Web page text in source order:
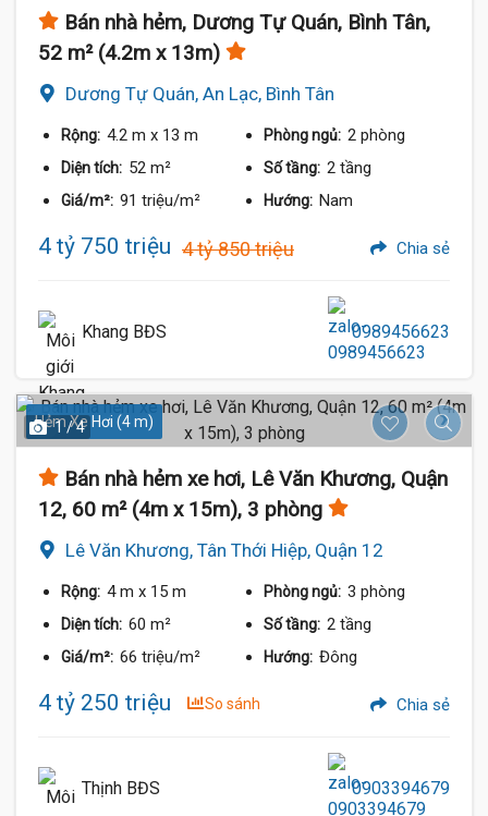
Bán nhà hẻm, Dương Tự Quán, Bình Tân,
52 m² (4.2m x 13m)
Dương Tự Quán, An Lạc, Bình Tân
Rộng: 4.2 m x 13 m Phòng ngủ: 2 phòng
Diện tích: 52 m² Số tầng: 2 tầng
Giá/m²: 91 triệu/m² Hướng: Nam
4 tỷ 750 triệu 4 tỷ 850 triệu Chia sẻ
Khang BĐS 0989456623
Hẻm Xe Hơi (4 m)
1 / 4
Bán nhà hẻm xe hơi, Lê Văn Khương, Quận
12, 60 m² (4m x 15m), 3 phòng
Lê Văn Khương, Tân Thới Hiệp, Quận 12
Rộng: 4 m x 15 m Phòng ngủ: 3 phòng
Diện tích: 60 m² Số tầng: 2 tầng
Giá/m²: 66 triệu/m² Hướng: Đông
4 tỷ 250 triệu So sánh Chia sẻ
Thịnh BĐS 0903394679